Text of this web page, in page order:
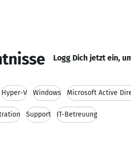
Logg Dich jetzt ein,
Hyper-V Windows Microsoft Active
Support IT-Betreuung